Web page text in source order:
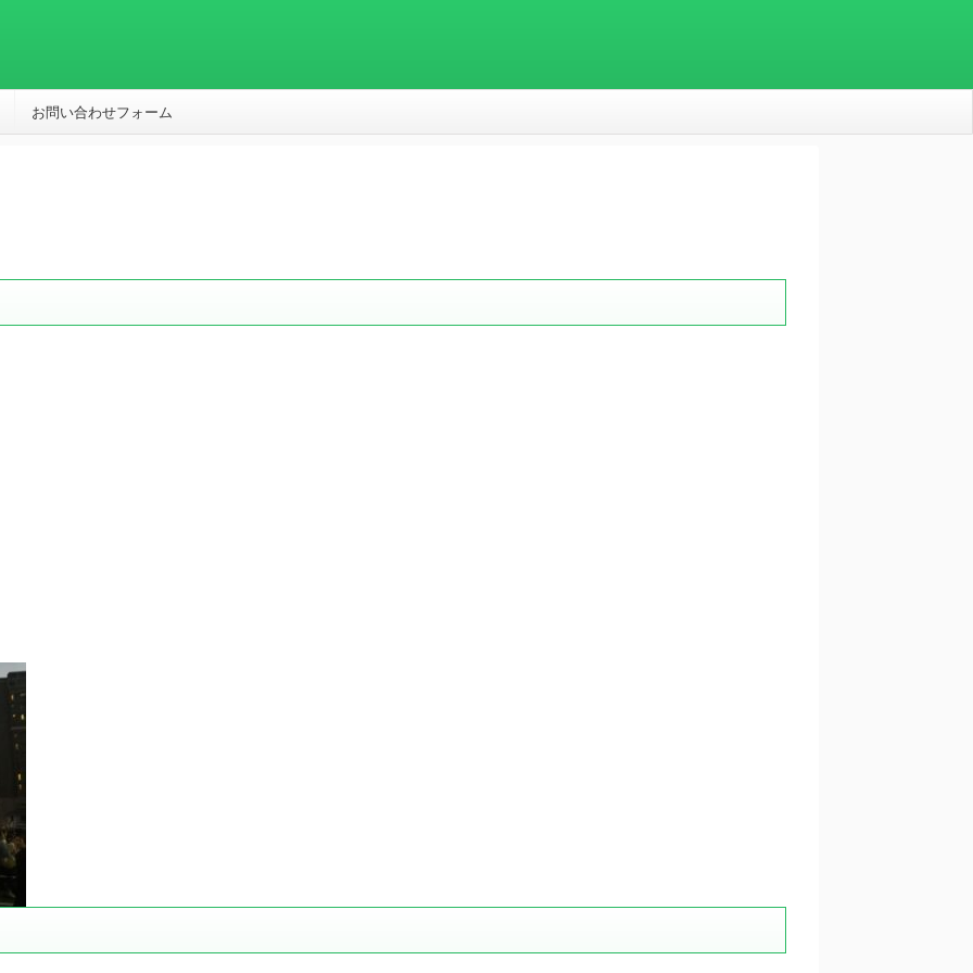
お問い合わせフォーム